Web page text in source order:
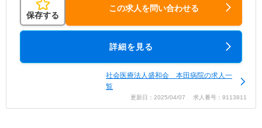
保存する
この求人を問い合わせる
詳細を見る
社会医療法人盛和会 本田病院の求人一
覧
更新日：2025/04/07 求人番号：9113811